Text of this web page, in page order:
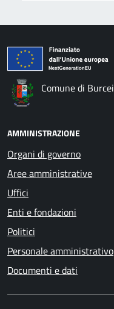
Comune di Burcei
AMMINISTRAZIONE
Organi di governo
Aree amministrative
Uffici
Enti e fondazioni
Politici
Personale amministrativo
Documenti e dati